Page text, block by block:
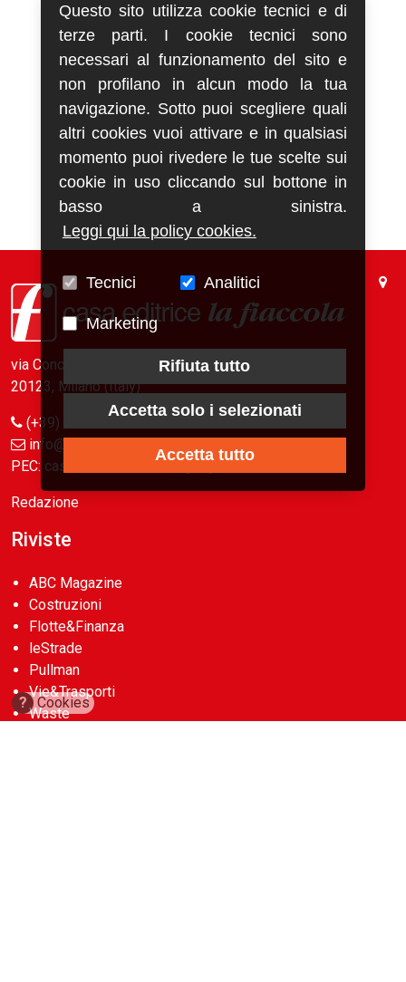
via Conca del Naviglio, 37
20123, Milano (Italy)
(+39) 02 89421350
info@fiaccola.it
PEC: casaeditricelafiaccola@legalmail.it
Redazione
Riviste
ABC Magazine
Costruzioni
Flotte&Finanza
leStrade
Pullman
Vie&Trasporti
Waste
? Cookies
Questo sito utilizza cookie tecnici e di
terze parti. I cookie tecnici sono
necessari al funzionamento del sito e
non profilano in alcun modo la tua
navigazione. Sotto puoi scegliere quali
altri cookies vuoi attivare e in qualsiasi
momento puoi rivedere le tue scelte sui
cookie in uso cliccando sul bottone in
basso a sinistra.
Leggi qui la policy cookies.
Tecnici Analitici
Marketing
Rifiuta tutto
Accetta solo i selezionati
Accetta tutto